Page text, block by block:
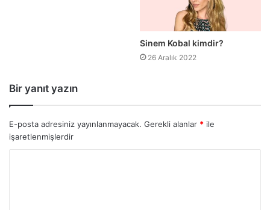
Sinem Kobal kimdir?
26 Aralık 2022
Bir yanıt yazın
E-posta adresiniz yayınlanmayacak. Gerekli alanlar * ile
işaretlenmişlerdir